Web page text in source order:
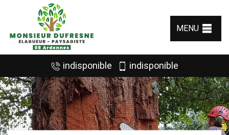
MENU
indisponible indisponible